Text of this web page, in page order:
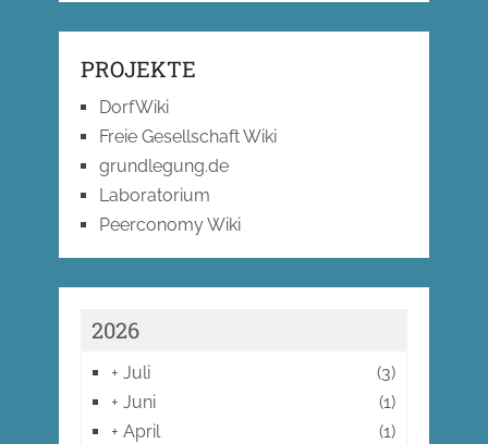
PROJEKTE
DorfWiki
Freie Gesellschaft Wiki
grundlegung.de
Laboratorium
Peerconomy Wiki
2026
+ Juli
(3)
+ Juni
(1)
+ April
(1)